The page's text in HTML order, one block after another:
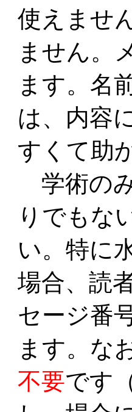
使えませ
ません。
ます。名
は、内容
すくて助
学術の
りでもな
い。特に
場合、読
セージ番
ます。な
不要です